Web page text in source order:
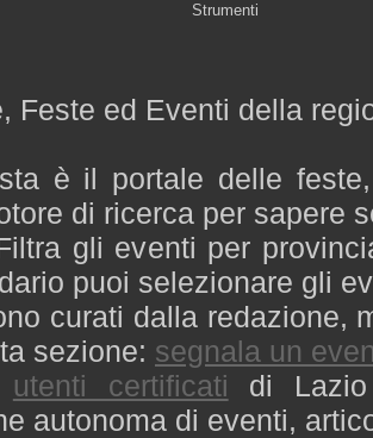
Strumenti
Feste ed Eventi della
è il portale delle
di ricerca per sapere
gli eventi per
puoi selezionare gli
curati dalla redazione,
sezione: segnala un
utenti certificati di
autonoma di eventi,